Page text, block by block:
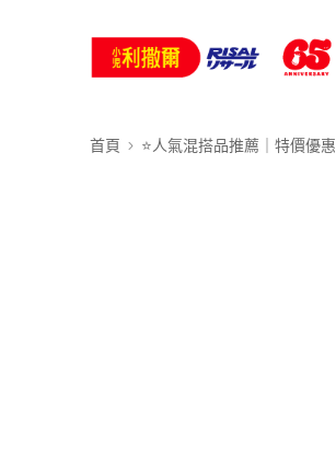
首頁 ⭐人氣混搭品推薦｜特價優惠